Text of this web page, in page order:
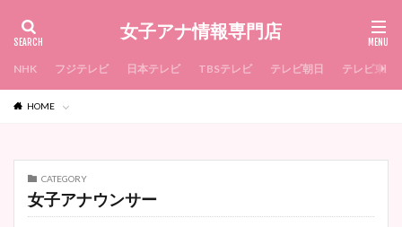
女子アナ情報専門店
NHK フジテレビ 日本テレビ TBSテレビ テレビ朝日 テレビ東京
HOME
CATEGORY
女子アナウンサー